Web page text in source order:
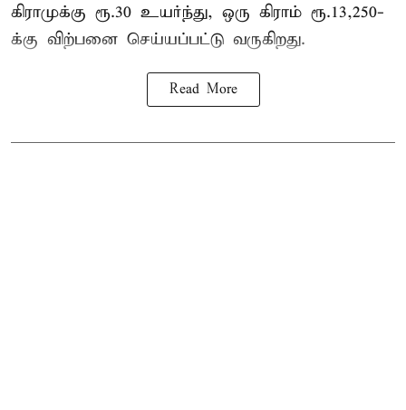
கிராமுக்கு ரூ.30 உயர்ந்து, ஒரு கிராம் ரூ.13,250-
க்கு விற்பனை செய்யப்பட்டு வருகிறது.
Read More